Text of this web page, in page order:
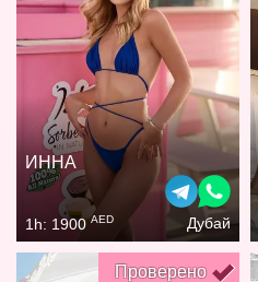
ИННА
1h: 1900 AED Дубай
Проверено